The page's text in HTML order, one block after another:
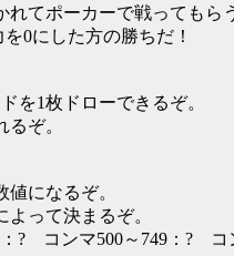
れてポーカーで戦ってもら
0にした方の勝ちだ！
を1枚ドローできるぞ。
ぞ。
になるぞ。
って決まるぞ。
? コンマ500～749：? コ